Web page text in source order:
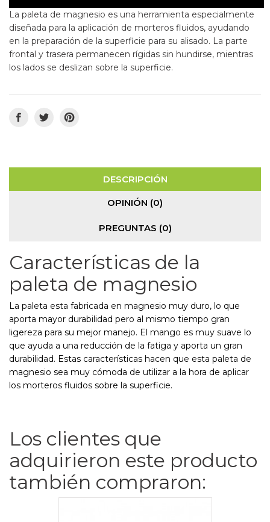
La paleta de magnesio es una herramienta especialmente
diseñada para la aplicación de morteros fluidos, ayudando
en la preparación de la superficie para su alisado. La parte
frontal y trasera permanecen rígidas sin hundirse, mientras
los lados se deslizan sobre la superficie.
DESCRIPCIÓN
OPINIÓN (0)
PREGUNTAS (0)
Características de la
paleta de magnesio
La paleta esta fabricada en magnesio muy duro, lo que
aporta mayor durabilidad pero al mismo tiempo gran
ligereza para su mejor manejo. El mango es muy suave lo
que ayuda a una reducción de la fatiga y aporta un gran
durabilidad. Estas características hacen que esta paleta de
magnesio sea muy cómoda de utilizar a la hora de aplicar
los morteros fluidos sobre la superficie.
Los clientes que
adquirieron este producto
también compraron: